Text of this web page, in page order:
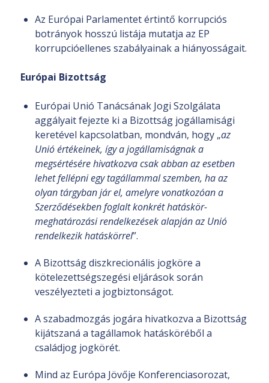
Az Európai Parlamentet értintő korrupciós
botrányok hosszú listája mutatja az EP
korrupcióellenes szabályainak a hiányosságait.
Európai Bizottság
Európai Unió Tanácsának Jogi Szolgálata
aggályait fejezte ki a Bizottság jogállamisági
keretével kapcsolatban, mondván, hogy „az
Unió értékeinek, így a jogállamiságnak a
megsértésére hivatkozva csak abban az esetben
lehet fellépni egy tagállammal szemben, ha az
olyan tárgyban jár el, amelyre vonatkozóan a
Szerződésekben foglalt konkrét hatáskör-
meghatározási rendelkezések alapján az Unió
rendelkezik hatáskörrel”.
A Bizottság diszkrecionális jogköre a
kötelezettségszegési eljárások során
veszélyezteti a jogbiztonságot.
A szabadmozgás jogára hivatkozva a Bizottság
kijátszaná a tagállamok hatásköréből a
családjog jogkörét.
Mind az Európa Jövője Konferenciasorozat,